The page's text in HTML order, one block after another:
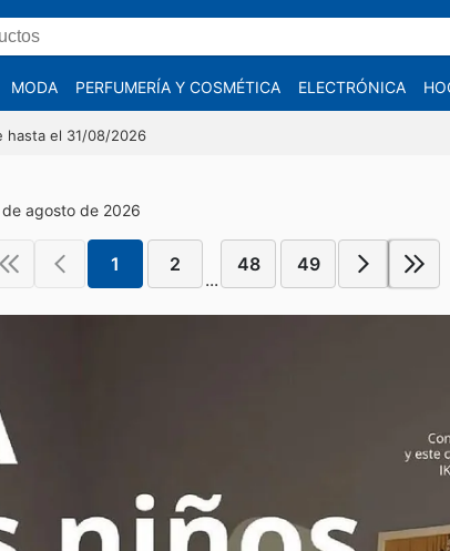
MODA PERFUMERÍA Y COSMÉTICA ELECTRÓNICA
hasta el 31/08/2026
agosto de 2026
1 2
...
48 49